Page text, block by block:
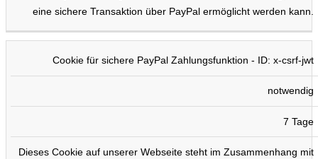
eine sichere Transaktion über PayPal ermöglicht werden kann.
Cookie für sichere PayPal Zahlungsfunktion - ID: x-csrf-jwt
notwendig
7 Tage
Dieses Cookie auf unserer Webseite steht im Zusammenhang mit